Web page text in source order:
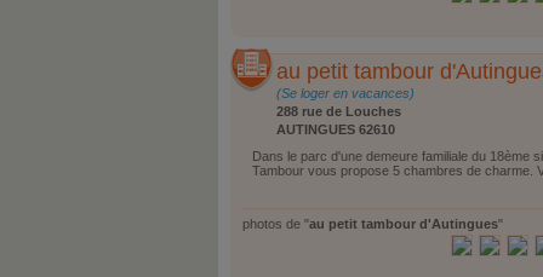
au petit tambour
(Se loger en vacances)
288 rue de Louches
AUTINGUES 62610
Dans le parc d'une demeure familiale du 18ème
Tambour vous propose 5 chambres de charme.
photos de "au petit tambour d'Autingues"